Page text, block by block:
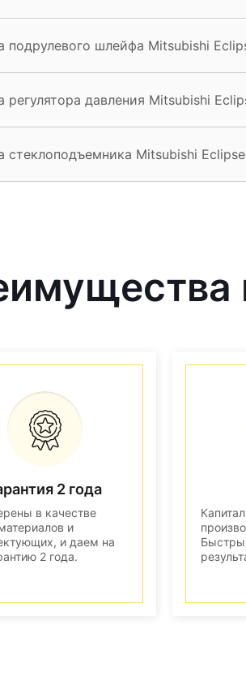
подрулевого шлейфа Mitsubishi
регулятора давления Mitsubishi
стеклоподъемника Mitsubishi Eclipse
2 года
в качестве
и
и даем на
2 года.